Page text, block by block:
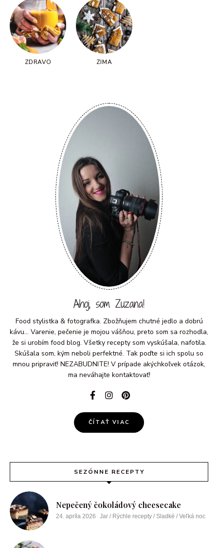
ZDRAVO ZIMA
Ahoj, som Zuzana!
Food stylistka & fotografka. Zbožňujem chutné jedlo a dobrú
kávu... Varenie, pečenie je mojou vášňou, preto som sa rozhodla,
že si urobím food blog. Všetky recepty som vyskúšala, nafotila.
Skúšala som, kým neboli perfektné. Tak poďte si ich spolu so
mnou pripraviť! NEZABUDNITE! V prípade akýchkoľvek otázok,
ma neváhajte kontaktovať!
ČÍTAŤ VIAC
SEZÓNNE RECEPTY
Nepečený čokoládový cheesecake
24. apríla 2026 Jar / Rýchle recepty / Sladké / Veľká noc